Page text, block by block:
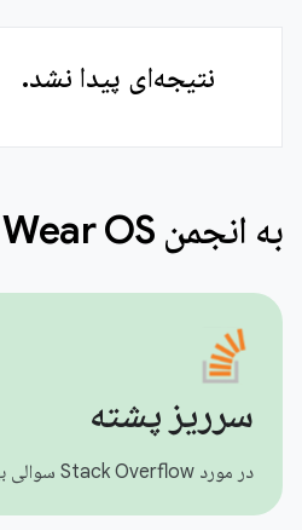
نتیجه‌ای پیدا نشد.
به انجمن Wear OS بپیوندید
سرریز پشته
در مورد Stack Overflow سوالی بپرسید